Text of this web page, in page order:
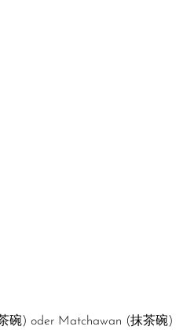
碗) oder Matchawan (抹茶碗)